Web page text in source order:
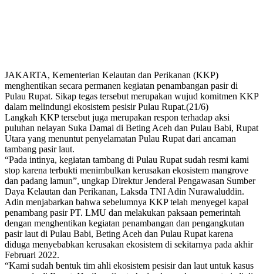
JAKARTA, Kementerian Kelautan dan Perikanan (KKP)
menghentikan secara permanen kegiatan penambangan pasir di
Pulau Rupat. Sikap tegas tersebut merupakan wujud komitmen KKP
dalam melindungi ekosistem pesisir Pulau Rupat.(21/6)
Langkah KKP tersebut juga merupakan respon terhadap aksi
puluhan nelayan Suka Damai di Beting Aceh dan Pulau Babi, Rupat
Utara yang menuntut penyelamatan Pulau Rupat dari ancaman
tambang pasir laut.
“Pada intinya, kegiatan tambang di Pulau Rupat sudah resmi kami
stop karena terbukti menimbulkan kerusakan ekosistem mangrove
dan padang lamun”, ungkap Direktur Jenderal Pengawasan Sumber
Daya Kelautan dan Perikanan, Laksda TNI Adin Nurawaluddin.
Adin menjabarkan bahwa sebelumnya KKP telah menyegel kapal
penambang pasir PT. LMU dan melakukan paksaan pemerintah
dengan menghentikan kegiatan penambangan dan pengangkutan
pasir laut di Pulau Babi, Beting Aceh dan Pulau Rupat karena
diduga menyebabkan kerusakan ekosistem di sekitarnya pada akhir
Februari 2022.
“Kami sudah bentuk tim ahli ekosistem pesisir dan laut untuk kasus